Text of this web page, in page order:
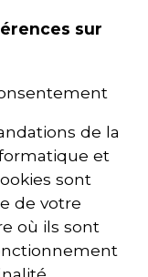
sur
de la
et
sont
de votre
où ils sont